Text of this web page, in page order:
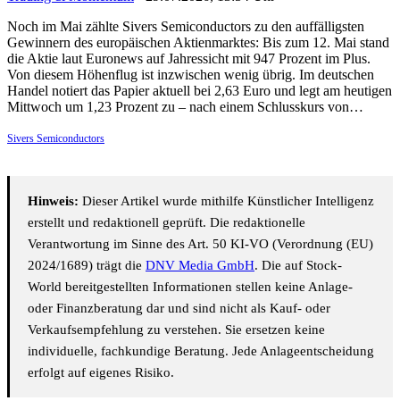
Noch im Mai zählte Sivers Semiconductors zu den auffälligsten
Gewinnern des europäischen Aktienmarktes: Bis zum 12. Mai stand
die Aktie laut Euronews auf Jahressicht mit 947 Prozent im Plus.
Von diesem Höhenflug ist inzwischen wenig übrig. Im deutschen
Handel notiert das Papier aktuell bei 2,63 Euro und legt am heutigen
Mittwoch um 1,23 Prozent zu – nach einem Schlusskurs von…
Sivers Semiconductors
Hinweis: Dieser Artikel wurde mithilfe Künstlicher Intelligenz
erstellt und redaktionell geprüft. Die redaktionelle
Verantwortung im Sinne des Art. 50 KI-VO (Verordnung (EU)
2024/1689) trägt die DNV Media GmbH. Die auf Stock-
World bereitgestellten Informationen stellen keine Anlage-
oder Finanzberatung dar und sind nicht als Kauf- oder
Verkaufsempfehlung zu verstehen. Sie ersetzen keine
individuelle, fachkundige Beratung. Jede Anlageentscheidung
erfolgt auf eigenes Risiko.